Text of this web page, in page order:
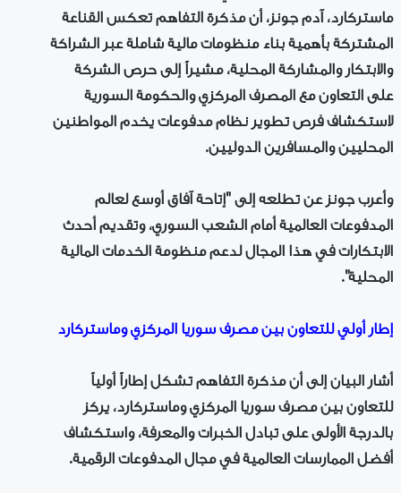
ماستركارد، آدم جونز، أن مذكرة التفاهم تعكس القناعة
المشتركة بأهمية بناء منظومات مالية شاملة عبر الشراكة
والابتكار والمشاركة المحلية، مشيراً إلى حرص الشركة
على التعاون مع المصرف المركزي والحكومة السورية
لاستكشاف فرص تطوير نظام مدفوعات يخدم المواطنين
المحليين والمسافرين الدوليين.
وأعرب جونز عن تطلعه إلى "إتاحة آفاق أوسع لعالم
المدفوعات العالمية أمام الشعب السوري، وتقديم أحدث
الابتكارات في هذا المجال لدعم منظومة الخدمات المالية
المحلية".
إطار أولي للتعاون بين مصرف سوريا المركزي وماستركارد
أشار البيان إلى أن مذكرة التفاهم تشكل إطاراً أولياً
للتعاون بين مصرف سوريا المركزي وماستركارد، يركز
بالدرجة الأولى على تبادل الخبرات والمعرفة، واستكشاف
أفضل الممارسات العالمية في مجال المدفوعات الرقمية.